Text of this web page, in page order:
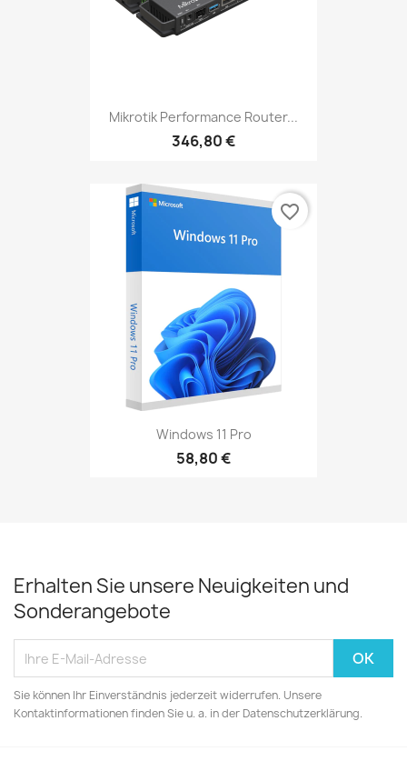
Mikrotik Performance Router...
346,80 €
Windows 11 Pro
58,80 €
favorite_border
Erhalten Sie unsere Neuigkeiten und
Sonderangebote
Sie können Ihr Einverständnis jederzeit widerrufen. Unsere
Kontaktinformationen finden Sie u. a. in der Datenschutzerklärung.